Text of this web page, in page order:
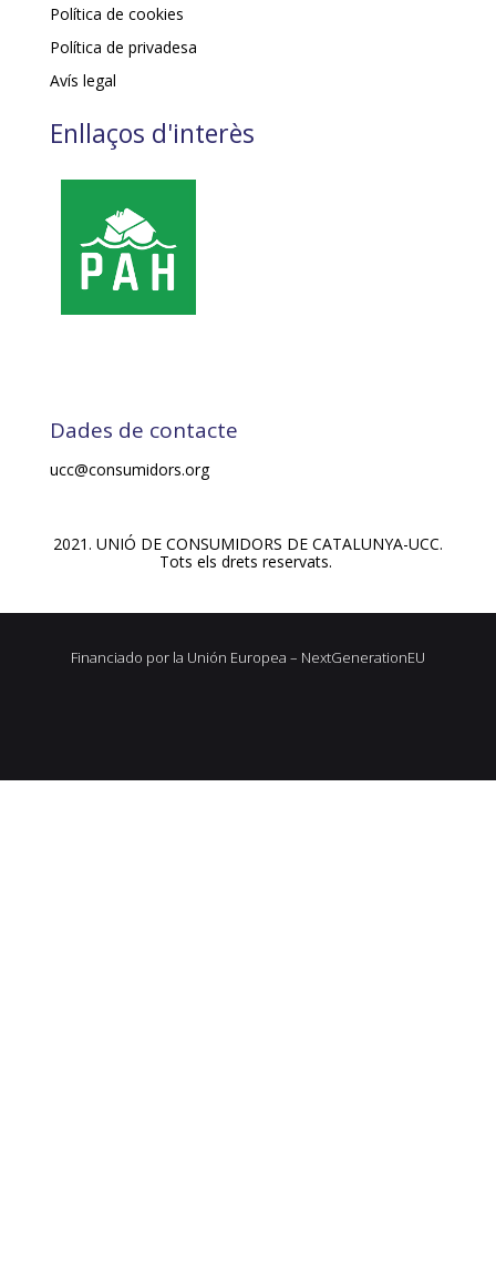
Política de cookies
Política de privadesa
Avís legal
Enllaços d'interès
Dades de contacte
ucc@consumidors.org
2021. UNIÓ DE CONSUMIDORS DE CATALUNYA-UCC.
Tots els drets reservats.
Financiado por la Unión Europea – NextGenerationEU